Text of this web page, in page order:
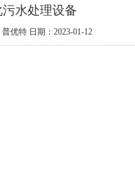
水处理设备
普优特 日期：2023-01-12